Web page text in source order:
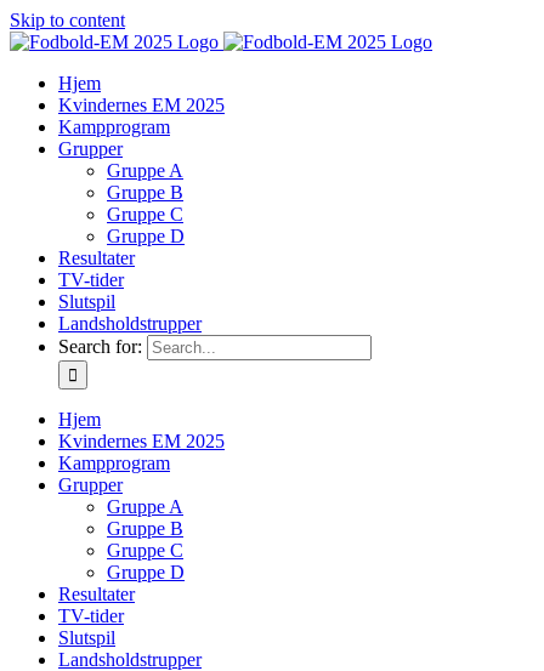
Skip to content
Hjem
Kvindernes EM 2025
Kampprogram
Grupper
Gruppe A
Gruppe B
Gruppe C
Gruppe D
Resultater
TV-tider
Slutspil
Landsholdstrupper
Search for:
Hjem
Kvindernes EM 2025
Kampprogram
Grupper
Gruppe A
Gruppe B
Gruppe C
Gruppe D
Resultater
TV-tider
Slutspil
Landsholdstrupper